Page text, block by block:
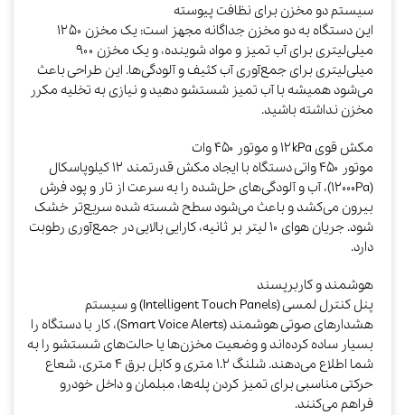
سیستم دو مخزن برای نظافت پیوسته
این دستگاه به دو مخزن جداگانه مجهز است: یک مخزن ۱۲۵۰
میلی‌لیتری برای آب تمیز و مواد شوینده، و یک مخزن ۹۰۰
میلی‌لیتری برای جمع‌آوری آب کثیف و آلودگی‌ها. این طراحی باعث
می‌شود همیشه با آب تمیز شستشو دهید و نیازی به تخلیه مکرر
مخزن نداشته باشید.​
مکش قوی ۱۲kPa و موتور ۴۵۰ وات
موتور ۴۵۰ واتی دستگاه با ایجاد مکش قدرتمند ۱۲ کیلوپاسکال
(12000Pa)، آب و آلودگی‌های حل‌شده را به سرعت از تار و پود فرش
بیرون می‌کشد و باعث می‌شود سطح شسته شده سریع‌تر خشک
شود. جریان هوای ۱۰ لیتر بر ثانیه، کارایی بالایی در جمع‌آوری رطوبت
دارد.​
هوشمند و کاربرپسند
پنل کنترل لمسی (Intelligent Touch Panels) و سیستم
هشدارهای صوتی هوشمند (Smart Voice Alerts)، کار با دستگاه را
بسیار ساده کرده‌اند و وضعیت مخزن‌ها یا حالت‌های شستشو را به
شما اطلاع می‌دهند. شلنگ ۱.۲ متری و کابل برق ۴ متری، شعاع
حرکتی مناسبی برای تمیز کردن پله‌ها، مبلمان و داخل خودرو
فراهم می‌کنند.